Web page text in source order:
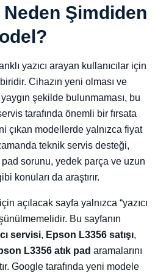
Şimdiden
yazıcı arayan kullanıcılar için
Cihazın yeni olması ve
şekilde bulunmaması, bu
tarafında önemli bir fırsata
çıkan modellerde yalnızca fiyat
teknik servis desteği,
pad sorunu, yedek parça ve uzun
konuları da araştırır.
açılacak sayfa yalnızca “yazıcı
Bu sayfanın
servisi, Epson L3356 satışı,
L3356 atık pad aramalarını
Google tarafında yeni modele